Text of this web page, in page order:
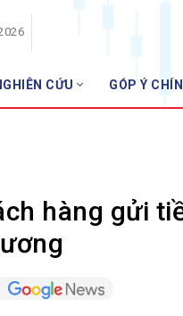
CỨU GÓP Ý
hàng
hàng gửi